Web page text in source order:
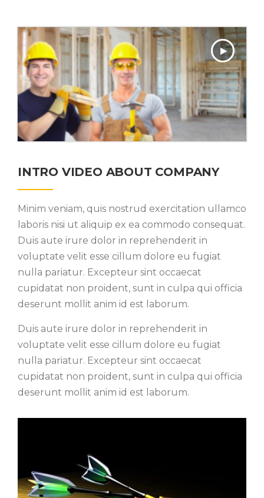
INTRO VIDEO ABOUT COMPANY
Minim veniam, quis nostrud exercitation ullamco
laboris nisi ut aliquip ex ea commodo consequat.
Duis aute irure dolor in reprehenderit in
voluptate velit esse cillum dolore eu fugiat
nulla pariatur. Excepteur sint occaecat
cupidatat non proident, sunt in culpa qui officia
deserunt mollit anim id est laborum.
Duis aute irure dolor in reprehenderit in
voluptate velit esse cillum dolore eu fugiat
nulla pariatur. Excepteur sint occaecat
cupidatat non proident, sunt in culpa qui officia
deserunt mollit anim id est laborum.